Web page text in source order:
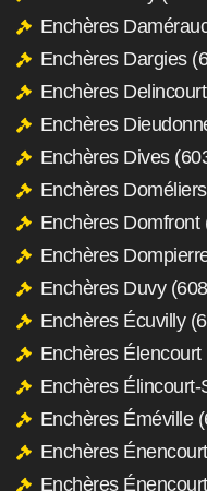
Enchères
Enchères Dargies
Enchères
Enchères
Enchères Dives
Enchères
Enchères Domfront
Enchères
Enchères Duvy
Enchères Écuvilly
Enchères Élencourt
Enchères
Enchères Éméville
Enchères
Enchères